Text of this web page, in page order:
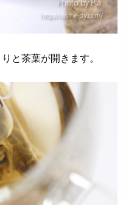
と茶葉が開きます。